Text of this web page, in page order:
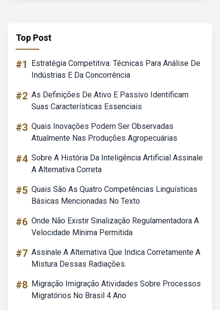
Top Post
#1
Estratégia Competitiva: Técnicas Para Análise De
Indústrias E Da Concorrência
#2 As Definições De Ativo E Passivo Identificam
Suas Características Essenciais
#3 Quais Inovações Podem Ser Observadas
Atualmente Nas Produções Agropecuárias
#4 Sobre A História Da Inteligência Artificial Assinale
A Alternativa Correta
#5 Quais São As Quatro Competências Linguísticas
Básicas Mencionadas No Texto
#6 Onde Não Existir Sinalização Regulamentadora A
Velocidade Mínima Permitida
#7 Assinale A Alternativa Que Indica Corretamente A
Mistura Dessas Radiações.
#8 Migração Imigração Atividades Sobre Processos
Migratórios No Brasil 4 Ano